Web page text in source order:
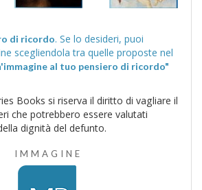
di ricordo. Se lo desideri, puoi
nel
al tuo pensiero di ricordo"
Books si riserva il diritto di vagliare il
che potrebbero essere valutati
dignità del defunto.
IMMAGINE